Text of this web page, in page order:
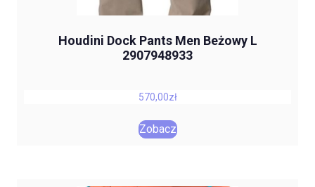
Houdini Dock Pants Men Beżowy L
2907948933
570,00zł
Zobacz